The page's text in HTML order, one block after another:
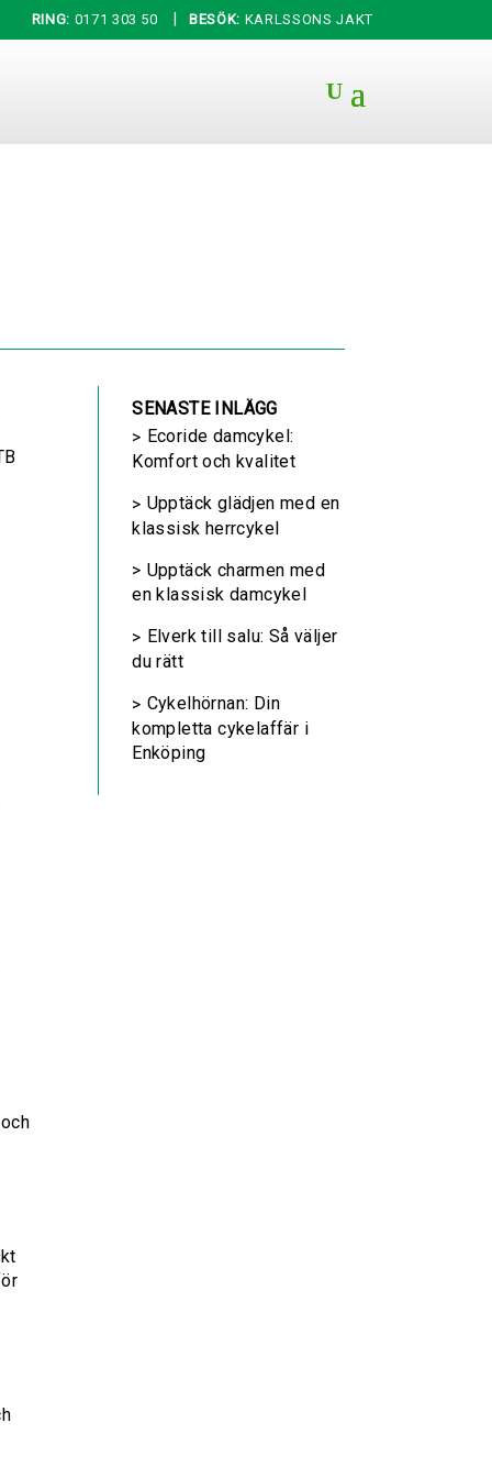
RING: 0171 303 50 BESÖK: KARLSSONS JAKT
SENASTE INLÄGG
Ecoride damcykel:
Komfort och kvalitet
Upptäck glädjen med en
klassisk herrcykel
Upptäck charmen med
en klassisk damcykel
Elverk till salu: Så väljer
du rätt
Cykelhörnan: Din
kompletta cykelaffär i
Enköping